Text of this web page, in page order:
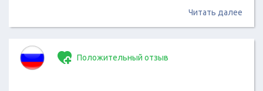
Читать далее
Положительный отзыв